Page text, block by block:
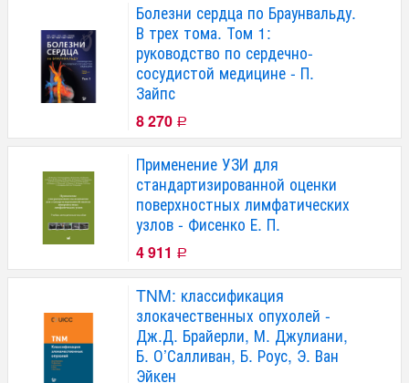
Болезни сердца по Браунвальду.
В трех тома. Том 1:
руководство по сердечно-
сосудистой медицине - П.
Зайпс
8 270 Р
Применение УЗИ для
стандартизированной оценки
поверхностных лимфатических
узлов - Фисенко Е. П.
4 911 Р
TNM: классификация
злокачественных опухолей -
Дж.Д. Брайерли, М. Джулиани,
Б. О’Салливан, Б. Роус, Э. Ван
Эйкен